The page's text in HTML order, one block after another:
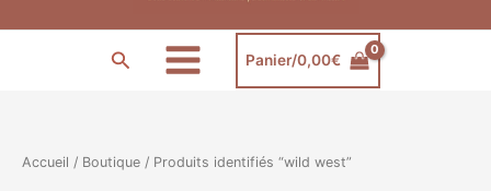
Rechercher Panier/0,00€
Accueil / Boutique / Produits identifiés “wild west”